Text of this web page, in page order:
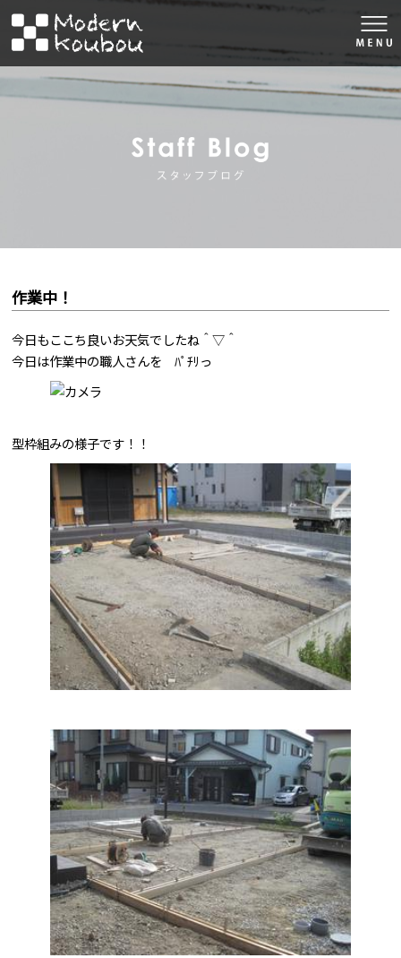
株式会社モダン工房
合せはこちら
作業中！
今日もここち良いお天気でしたね＾▽＾
今日は作業中の職人さんを ﾊﾟﾁﾘっ
型枠組みの様子です！！